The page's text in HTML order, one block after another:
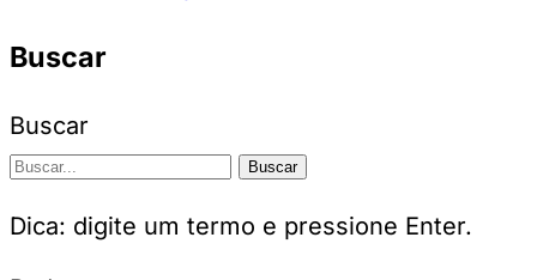
Buscar
Buscar
Buscar
Dica: digite um termo e pressione Enter.